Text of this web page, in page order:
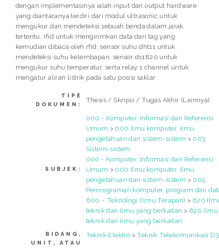
dengan implementasinya ialah input dan output hardware
yang diantaranya terdiri dari modul ultrasonic untuk
mengukur dan mendeteksi sebuah benda dalam jarak
tertentu, rfid untuk mengirimkan data dari tag yang
kemudian dibaca oleh rfid, sensor suhu dht11 untuk
mendeteksi suhu kelembapan, sensor ds1820 untuk
mengukur suhu temperatur, serta relay 1 channel untuk
mengatur aliran listrik pada satu posisi saklar.
TIPE
DOKUMEN:
Thesis / Skripsi / Tugas Akhir (Lainnya)
SUBJEK:
000 - Komputer, Informasi dan Referensi
Umum > 000 Ilmu komputer, ilmu
pengetahuan dan sistem-sistem > 003
Sistem-sistem
000 - Komputer, Informasi dan Referensi
Umum > 000 Ilmu komputer, ilmu
pengetahuan dan sistem-sistem > 005
Pemrograman komputer, program dan
600 – Teknologi (Ilmu Terapan) > 620
teknik dan ilmu yang berkaitan > 620 Ilmu
teknik dan ilmu yang berkaitan
BIDANG,
UNIT, ATAU
Teknik Elektro >Teknik Telekomunikasi D3